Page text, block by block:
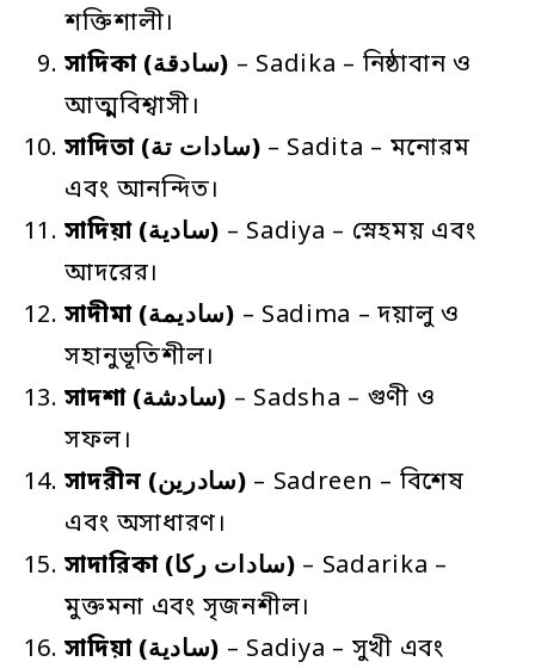
শক্তিশালী।
সাদিকা
(سادقة) – Sadika – নিষ্ঠাবান ও
আত্মবিশ্বাসী।
সাদিতা
(سادات تة) – Sadita – মনোরম
এবং আনন্দিত।
সাদিয়া
(سادية) – Sadiya – স্নেহময় এবং
আদরের।
সাদীমা
(ساديمة) – Sadima – দয়ালু ও
সহানুভূতিশীল।
সাদশা
(سادشة) – Sadsha – গুণী ও
সফল।
সাদরীন
(سادرين) – Sadreen – বিশেষ
এবং অসাধারণ।
সাদারিকা
(سادات ركا) – Sadarika –
মুক্তমনা এবং সৃজনশীল।
সাদিয়া
(سادية) – Sadiya – সুখী এবং